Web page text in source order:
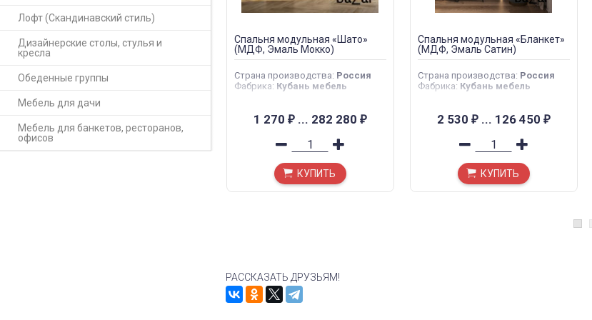
Лофт (Скандинавский стиль)
Дизайнерские столы, стулья и
кресла
Обеденные группы
Мебель для дачи
Мебель для банкетов, ресторанов,
офисов
Спальня модульная «Шато»
(МДФ, Эмаль Мокко)
Страна производства: Россия
Фабрика: Кубань мебель
1 270 ₽... 282 280 ₽
КУПИТЬ
Спальня модульная «Бланкет»
(МДФ, Эмаль Сатин)
Страна производства: Россия
Фабрика: Кубань мебель
2 530 ₽... 126 450 ₽
КУПИТЬ
РАССКАЗАТЬ ДРУЗЬЯМ!